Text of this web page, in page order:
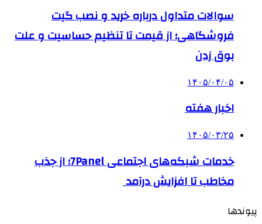
سوالات متداول درباره خرید و نصب گیت
فروشگاهی؛ از قیمت تا تنظیم حساسیت و علت
بوق زدن
۱۴۰۵/۰۴/۰۵
اخبار هفته
۱۴۰۵/۰۳/۲۵
خدمات شبکه‌های اجتماعی 7Panel؛ از جذب
مخاطب تا افزایش درآمد
پیوندها